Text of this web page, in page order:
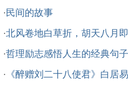
·民间的故事
·北风卷地白草折，胡天八月
·哲理励志感悟人生的经典句子
· 《醉赠刘二十八使君》白居